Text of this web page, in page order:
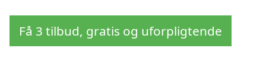
Få 3 tilbud, gratis og uforpligtende